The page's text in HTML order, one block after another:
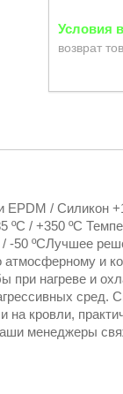
возврат
/ Силикон
ºC / +350 ºC
-50 ºCЛучшее
и
при нагреве и
сред.
на кровли,
менеджеры